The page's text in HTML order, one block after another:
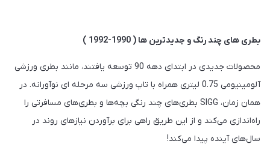
بطری های چند رنگ و جدیدترین ها ( 1990-1992 )
محصولات جدیدی در ابتدای دهه 90 توسعه یافتند، مانند بطری ورزشی
آلومینیومی 0.75 لیتری همراه با تاپ ورزشی سه مرحله ای نوآورانه. در
همان زمان، SIGG بطری‌های چند رنگی بچه‌ها و بطری‌های مسافرتی را
راه‌اندازی می‌کند و از این طریق راهی برای برآوردن نیازهای روند در
سال‌های آینده پیدا می‌کند!